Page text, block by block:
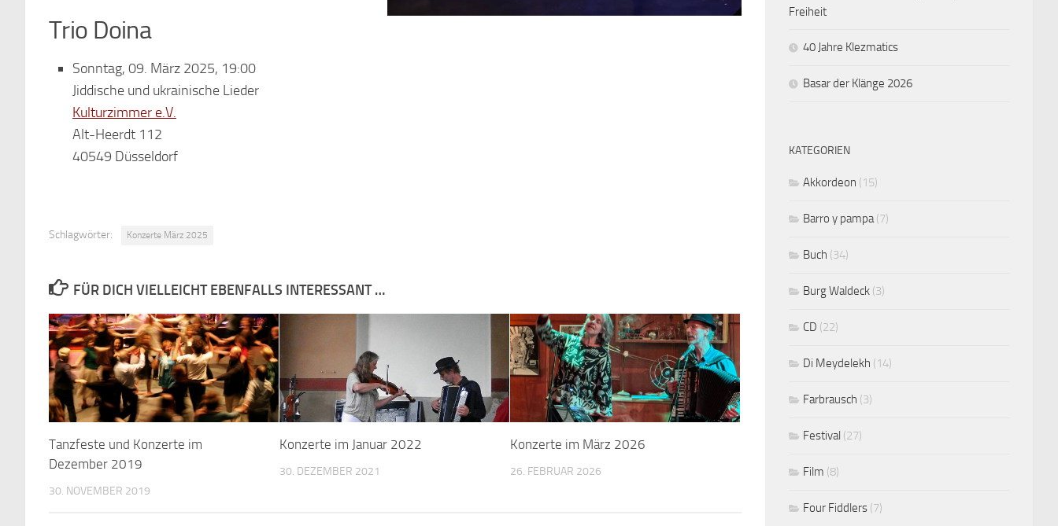
Trio Doina
Sonntag, 09. März 2025, 19:00
Jiddische und ukrainische Lieder
Kulturzimmer e.V.
Alt-Heerdt 112
40549 Düsseldorf
Schlagwörter: Konzerte März 2025
FÜR DICH VIELLEICHT EBENFALLS INTERESSANT …
Tanzfeste und Konzerte im
Dezember 2019
30. NOVEMBER 2019
Konzerte im Januar 2022
30. DEZEMBER 2021
Konzerte im März 2026
26. FEBRUAR 2026
Freiheit
40 Jahre Klezmatics
Basar der Klänge 2026
KATEGORIEN
Akkordeon (15)
Barro y pampa (7)
Buch (34)
Burg Waldeck (3)
CD (22)
Di Meydelekh (14)
Farbrausch (3)
Festival (27)
Film (8)
Four Fiddlers (7)